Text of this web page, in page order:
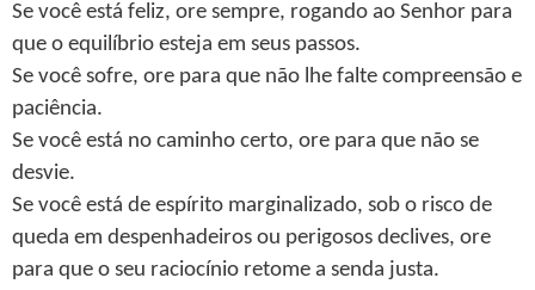
Se você está feliz, ore sempre, rogando ao Senhor para
que o equilíbrio esteja em seus passos.
Se você sofre, ore para que não lhe falte compreensão e
paciência.
Se você está no caminho certo, ore para que não se
desvie.
Se você está de espírito marginalizado, sob o risco de
queda em despenhadeiros ou perigosos declives, ore
para que o seu raciocínio retome a senda justa.